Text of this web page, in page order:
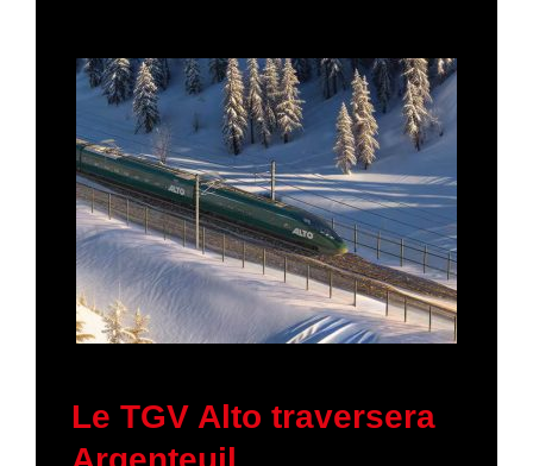
Le TGV Alto traversera